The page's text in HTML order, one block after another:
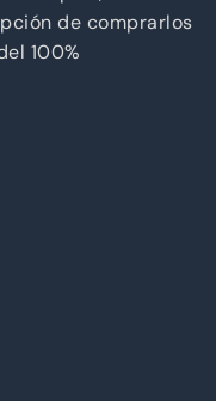
de comprarlos
100%